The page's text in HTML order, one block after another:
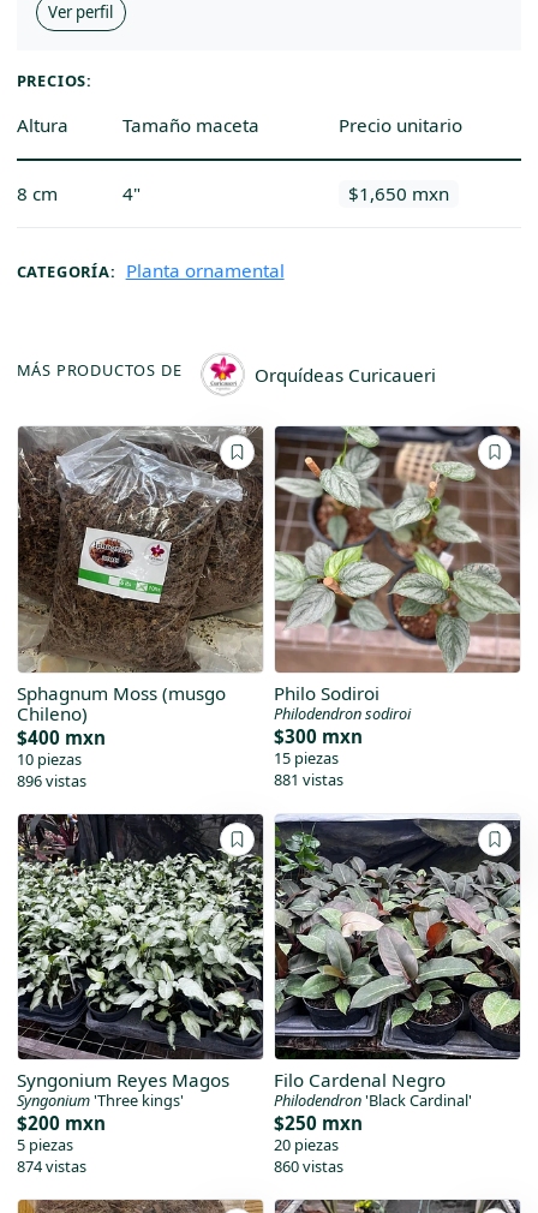
Ver perfil
PRECIOS:
Altura Tamaño maceta Precio unitario
8 cm 4" $1,650 mxn
CATEGORÍA: Planta ornamental
MÁS PRODUCTOS DE Orquídeas Curicaueri
Sphagnum Moss (musgo
Chileno)
$400 mxn
10 piezas
896 vistas
Philo Sodiroi
Philodendron sodiroi
$300 mxn
15 piezas
881 vistas
Syngonium Reyes Magos
Syngonium'Three kings'
$200 mxn
5 piezas
874 vistas
Filo Cardenal Negro
Philodendron'Black Cardinal'
$250 mxn
20 piezas
860 vistas